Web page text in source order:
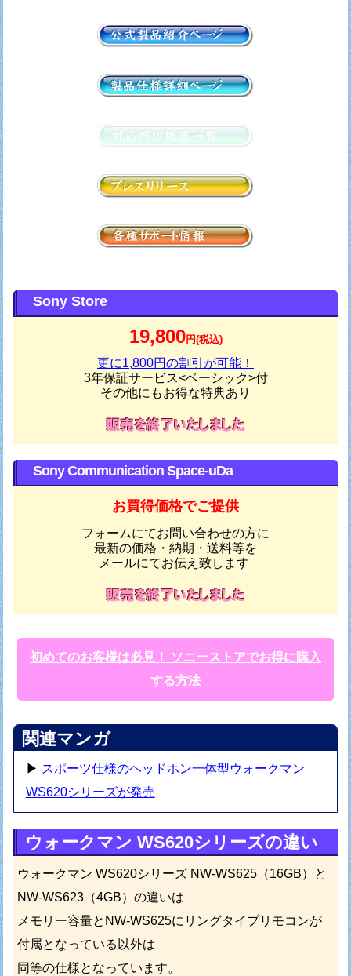
Sony Store
19,800円(税込)
更に1,800円の割引が可能！
3年保証サービス<ベーシック>付
その他にもお得な特典あり
Sony Communication Space-uDa
お買得価格でご提供
フォームにてお問い合わせの方に
最新の価格・納期・送料等を
メールにてお伝え致します
初めてのお客様は必見！ ソニーストアでお得に購入
する方法
関連マンガ
▶ スポーツ仕様のヘッドホン一体型ウォークマン
WS620シリーズが発売
ウォークマン WS620シリーズの違い
ウォークマン WS620シリーズ NW-WS625（16GB）と
NW-WS623（4GB）の違いは
メモリー容量とNW-WS625にリングタイプリモコンが
付属となっている以外は
同等の仕様となっています。